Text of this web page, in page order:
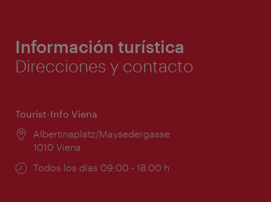
Información turística
Direcciones y contacto
Tourist-Info Viena
Lugar:
Albertinaplatz/Maysedergasse
1010 Viena
Horarios
Todos los días 09:00 - 18:00 h